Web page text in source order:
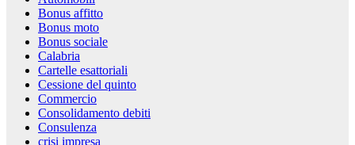
Bonus affitto
Bonus moto
Bonus sociale
Calabria
Cartelle esattoriali
Cessione del quinto
Commercio
Consolidamento debiti
Consulenza
crisi impresa